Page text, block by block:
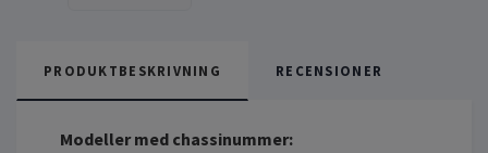
PRODUKTBESKRIVNING RECENSIONER
Modeller med chassinummer: